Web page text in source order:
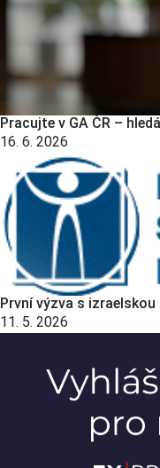
GRITA přináší, patří:
Pracujte v GA ČR –
16. 6. 2026
První výzva s
11. 5. 2026